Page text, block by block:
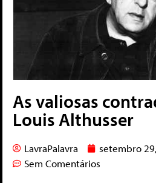
As valiosas
Louis Althusser
LavraPalavra
setembro
Sem Comentários